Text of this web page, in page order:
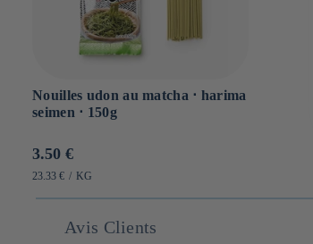
Nouilles udon au matcha ⋅ harima
seimen ⋅ 150g
Prix
habituel
3.50 €
PRIX
23.33 € / PAR
KG
Avis Clients